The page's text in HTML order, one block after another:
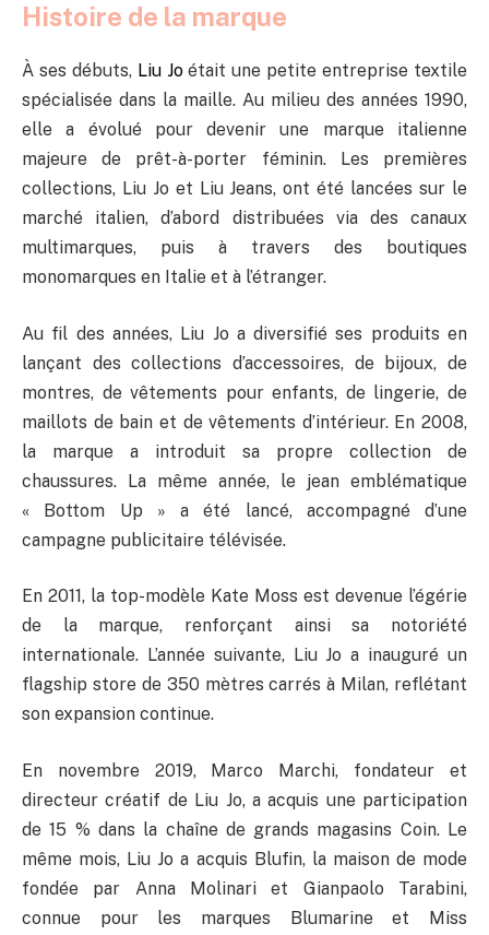
Histoire de la marque
À ses débuts, Liu Joétait une petite entreprise textile
spécialisée dans la maille. Au milieu des années 1990,
elle a évolué pour devenir une marque italienne
majeure de prêt-à-porter féminin. Les premières
collections, Liu Jo et Liu Jeans, ont été lancées sur le
marché italien, d’abord distribuées via des canaux
multimarques, puis à travers des boutiques
monomarques en Italie et à l’étranger.
Au fil des années, Liu Jo a diversifié ses produits en
lançant des collections d’accessoires, de bijoux, de
montres, de vêtements pour enfants, de lingerie, de
maillots de bain et de vêtements d’intérieur. En 2008,
la marque a introduit sa propre collection de
chaussures. La même année, le jean emblématique
« Bottom Up » a été lancé, accompagné d’une
campagne publicitaire télévisée.
En 2011, la top-modèle Kate Moss est devenue l’égérie
de la marque, renforçant ainsi sa notoriété
internationale. L’année suivante, Liu Jo a inauguré un
flagship store de 350 mètres carrés à Milan, reflétant
son expansion continue.
En novembre 2019, Marco Marchi, fondateur et
directeur créatif de Liu Jo, a acquis une participation
de 15 % dans la chaîne de grands magasins Coin. Le
même mois, Liu Jo a acquis Blufin, la maison de mode
fondée par Anna Molinari et Gianpaolo Tarabini,
connue pour les marques Blumarine et Miss